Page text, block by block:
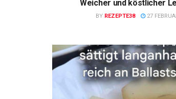
Weicher und köstlicher
BY REZEPTE38 27